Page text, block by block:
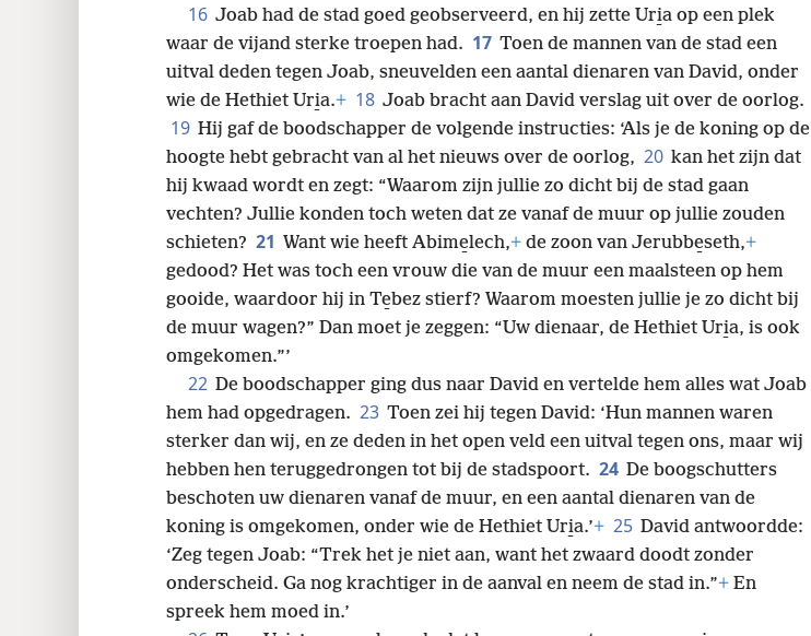
16 Joab had de stad goed geobserveerd, en hij zette Uri̱a op een plek
waar de vijand sterke troepen had. 17 Toen de mannen van de stad een
uitval deden tegen Joab, sneuvelden een aantal dienaren van David, onder
wie de Hethiet Uri̱a.+ 18 Joab bracht aan David verslag uit over de oorlog.
19 Hij gaf de boodschapper de volgende instructies: ‘Als je de koning op de
hoogte hebt gebracht van al het nieuws over de oorlog, 20 kan het zijn dat
hij kwaad wordt en zegt: “Waarom zijn jullie zo dicht bij de stad gaan
vechten? Jullie konden toch weten dat ze vanaf de muur op jullie zouden
schieten? 21 Want wie heeft Abime̱lech,+ de zoon van Jerubbe̱seth,+
gedood? Het was toch een vrouw die van de muur een maalsteen op hem
gooide, waardoor hij in Te̱bez stierf? Waarom moesten jullie je zo dicht bij
de muur wagen?” Dan moet je zeggen: “Uw dienaar, de Hethiet Uri̱a, is ook
omgekomen.”’
22 De boodschapper ging dus naar David en vertelde hem alles wat Joab
hem had opgedragen. 23 Toen zei hij tegen David: ‘Hun mannen waren
sterker dan wij, en ze deden in het open veld een uitval tegen ons, maar wij
hebben hen teruggedrongen tot bij de stadspoort. 24 De boogschutters
beschoten uw dienaren vanaf de muur, en een aantal dienaren van de
koning is omgekomen, onder wie de Hethiet Uri̱a.’+ 25 David antwoordde:
‘Zeg tegen Joab: “Trek het je niet aan, want het zwaard doodt zonder
onderscheid. Ga nog krachtiger in de aanval en neem de stad in.”+ En
spreek hem moed in.’